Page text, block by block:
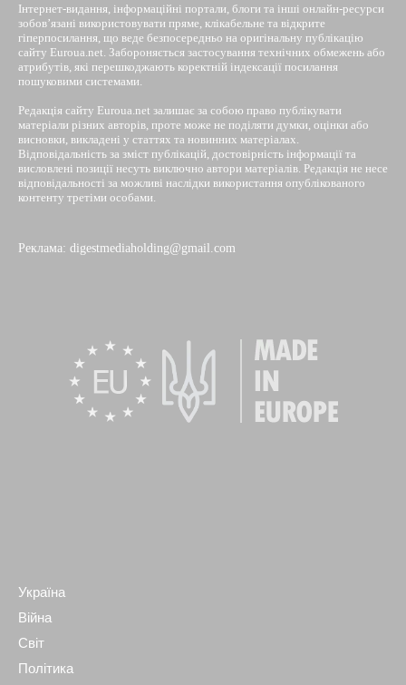
Інтернет-видання, інформаційні портали, блоги та інші онлайн-ресурси
зобов’язані використовувати пряме, клікабельне та відкрите
гіперпосилання, що веде безпосередньо на оригінальну публікацію
сайту Euroua.net. Забороняється застосування технічних обмежень або
атрибутів, які перешкоджають коректній індексації посилання
пошуковими системами.
Редакція сайту Euroua.net залишає за собою право публікувати
матеріали різних авторів, проте може не поділяти думки, оцінки або
висновки, викладені у статтях та новинних матеріалах.
Відповідальність за зміст публікацій, достовірність інформації та
висловлені позиції несуть виключно автори матеріалів. Редакція не несе
відповідальності за можливі наслідки використання опублікованого
контенту третіми особами.
Реклама: digestmediaholding@gmail.com
Україна
Війна
Світ
Політика